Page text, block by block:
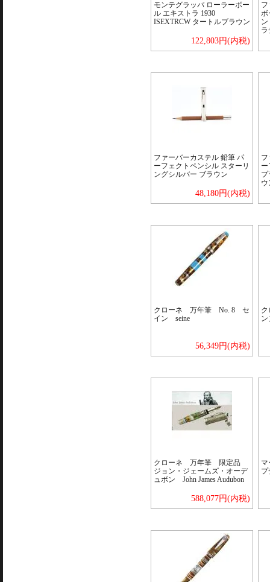
モンテグラッパ ローラーボー
ル エキストラ 1930
ISEXTRCW タートルブラウン
122,803円(内税)
フ
ボ
ラ
ファーバーカステル 鉛筆 パ
ーフェクトペンシル スターリ
ングシルバー ブラウン
48,180円(内税)
フ
ウ
クローネ 万年筆 No. 8 セ
イン seine
56,349円(内税)
クローネ 万年筆 限定品
ジョン・ジェームズ・オーデ
ュボン John James Audubon
588,077円(内税)